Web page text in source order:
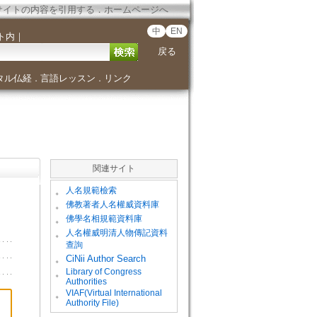
イトの内容を引用する．ホームページへ
内 ｜ 中 EN
戻る
ル仏経． 言語レッスン ． リンク
関連サイト
。 人名規範檢索
。 佛教著者人名權威資料庫
。 佛學名相規範資料庫
。
人名權威明清人物傳記資料
查詢
。
CiNii Author Search
。
Library of Congress
Authorities
。
VIAF(Virtual International
Authority File)